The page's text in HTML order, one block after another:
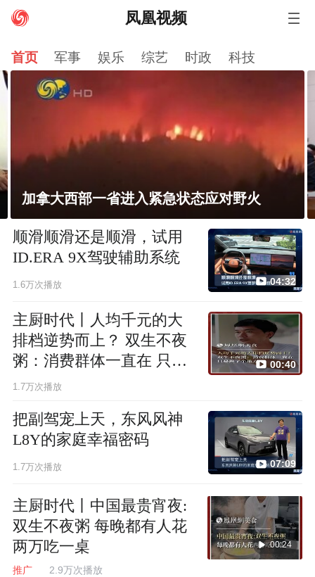
凤凰视频
资讯 娱乐 财经 卫视 军事 科技
房产
港澳 图片
旅游
VIP 文化 国学 智库
NBA
尚品 有声 佛教文化
首页 军事 娱乐 综艺 时政 科技
对野火 韩国足协就“性招待”外国裁判丑
顺滑顺滑还是顺滑，试用
ID.ERA 9X驾驶辅助系统
1.6万次播放 04:32
主厨时代丨人均千元的大
排档逆势而上？ 双生不夜
粥：消费群体一直在 只是
换了个地方
1.7万次播放
00:40
把副驾宠上天，东风风神
L8Y的家庭幸福密码
1.7万次播放 07:09
主厨时代丨中国最贵宵夜:
双生不夜粥 每晚都有人花
两万吃一桌
推广 2.9万次播放
00:24